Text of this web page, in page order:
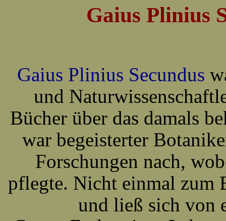
Gaius Plinius
Gaius Plinius Secundus
und
Bücher über das damals
war begeisterter
Forschungen nach,
pflegte. Nicht einmal zum
und ließ sich von